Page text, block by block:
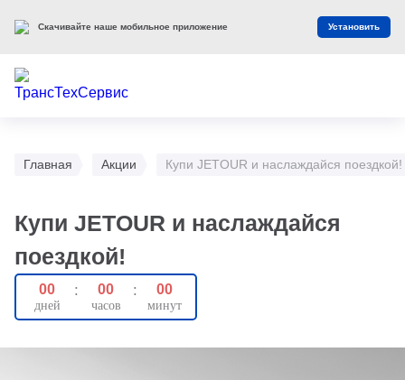
Главная Акции Купи JETOUR и наслаждайся поездкой!
Купи JETOUR и наслаждайся
поездкой!
00 : 00 : 00
Скачивайте наше мобильное приложение Установить